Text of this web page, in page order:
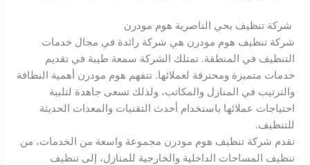
شركة تنظيف بحي الناصرية هوم مودرن
شركة تنظيف هوم مودرن هي شركة رائدة في مجال خدمات
التنظيف في المنطقة. تمتلك الشركة سمعة طيبة في تقديم
خدمات متميزة ومحترفة لعملائها. تتفهم هوم مودرن أهمية النظافة
والترتيب في المنازل والمكاتب، ولذلك تسعى جاهدة لتلبية
احتياجات عملائها باستخدام أحدث التقنيات والمعدات الحديثة
للتنظيف.
تقدم شركة تنظيف هوم مودرن مجموعة واسعة من الخدمات، من
تنظيف المساحات الداخلية والخارجية للمنازل، إلى تنظيف